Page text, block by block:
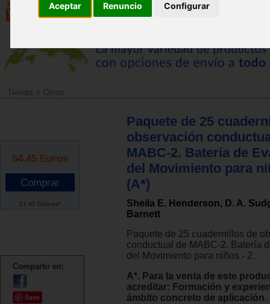
Aceptar Renuncio Configurar
Tienda > Otros
54.45 Euros
51.95 Dólares*
Compartir en:
Save
Paquete de 25
observación
MABC-2. Batería de
del Movimiento para
(A*)
Sheila E. Henderson, D. A.
Barnett
Paquete de 25 cuadernillos de
conductual de MABC-2. Batería
del Movimiento para niños - 2.
A*. Para la venta de este
acreditar: Formación y
ámbito concreto de aplicación.